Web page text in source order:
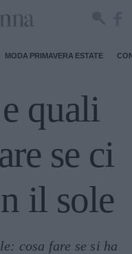
MODA PRIMAVERA ESTATE
quali
se ci
il sole
cosa fare se si ha